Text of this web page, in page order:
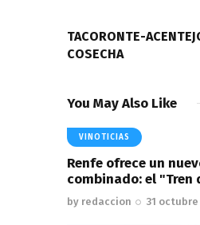
TACORONTE-
COSECHA
You May Also Like
VINOTICIAS
Renfe ofrece un
combinado: el "Tren
by redaccion 31 octubre